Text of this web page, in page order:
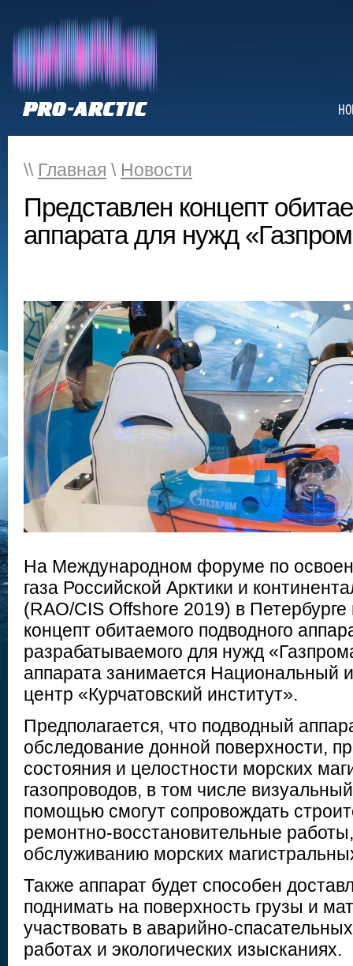
\\ Главная \ Новости
Представлен концепт
аппарата для нужд
На Международном форуме по
газа Российской Арктики и
(RAO/CIS Offshore 2019) в Петербурге
концепт обитаемого подводного
разрабатываемого для нужд
аппарата занимается Национальный
центр «Курчатовский институт».
Предполагается, что подводный
обследование донной поверхности,
состояния и целостности морских
газопроводов, в том числе
помощью смогут сопровождать
ремонтно-восстановительные
обслуживанию морских
Также аппарат будет способен
поднимать на поверхность грузы и
участвовать в аварийно-
работах и экологических изысканиях.